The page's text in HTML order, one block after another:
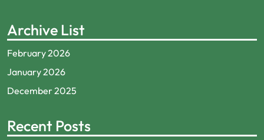
Archive List
February 2026
January 2026
December 2025
Recent Posts